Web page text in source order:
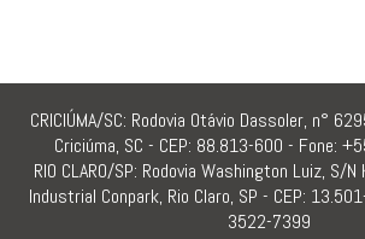
CRICIÚMA/SC: Rodovia Otávio Dassoler, n°
Criciúma, SC - CEP: 88.813-600 - Fone:
RIO CLARO/SP: Rodovia Washington Luiz, S/
Industrial Conpark, Rio Claro, SP - CEP:
3522-7399